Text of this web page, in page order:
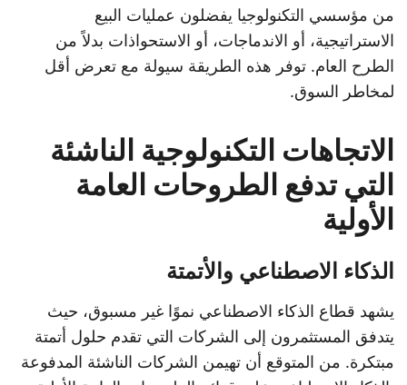
من مؤسسي التكنولوجيا يفضلون عمليات البيع
الاستراتيجية، أو الاندماجات، أو الاستحواذات بدلاً من
الطرح العام. توفر هذه الطريقة سيولة مع تعرض أقل
لمخاطر السوق.
الاتجاهات التكنولوجية الناشئة
التي تدفع الطروحات العامة
الأولية
الذكاء الاصطناعي والأتمتة
يشهد قطاع الذكاء الاصطناعي نموًا غير مسبوق، حيث
يتدفق المستثمرون إلى الشركات التي تقدم حلول أتمتة
مبتكرة. من المتوقع أن تهيمن الشركات الناشئة المدفوعة